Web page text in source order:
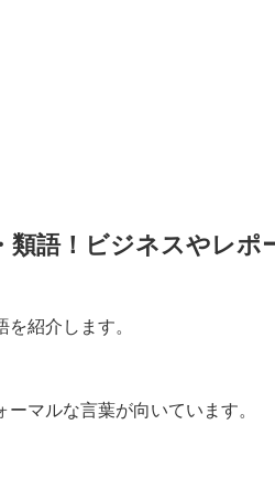
語！ビジネスやレポ
紹介します。
マルな言葉が向いています。